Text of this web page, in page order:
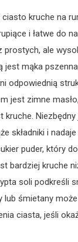
kruche na
i łatwe do
ale
jest mąka
odpowiednią
jest zimne
kruche.
składniki i
puder, który
bardziej kruche
soli podkreśli
lub śmietany
ciasta, jeśli